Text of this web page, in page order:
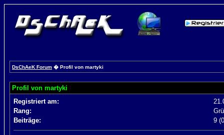
DsChAeK Forum � Profil von martyki
Profil von martyki
Registriert am:
Rang:
Beiträge:
9